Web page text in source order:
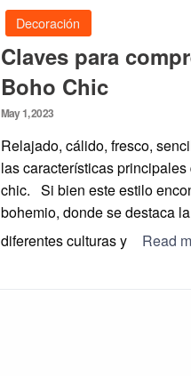
Decoración
Claves para
Boho Chic
Posted
May 1, 2023
Relajado, cálido, fresco,
las características
chic. Si bien este estilo
bohemio, donde se destaca
diferentes culturas y
Read